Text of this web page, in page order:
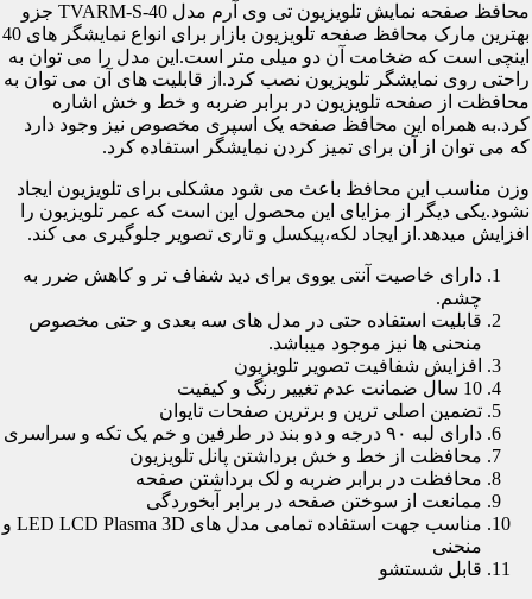
محافظ صفحه نمایش تلویزیون تی وی آرم مدل TVARM-S-40 جزو
بهترین مارک محافظ صفحه تلویزیون بازار برای انواع نمایشگر های 40
اینچی است که ضخامت آن دو میلی متر است.این مدل را می توان به
راحتی روی نمایشگر تلویزیون نصب کرد.از قابلیت های آن می توان به
محافظت از صفحه تلویزیون در برابر ضربه و خط و خش اشاره
کرد.به همراه این محافظ صفحه یک اسپری مخصوص نیز وجود دارد
که می توان از آن برای تمیز کردن نمایشگر استفاده کرد.
وزن مناسب این محافظ باعث می شود مشکلی برای تلویزیون ایجاد
نشود.یکی دیگر از مزایای این محصول این است که عمر تلویزیون را
افزایش میدهد.از ایجاد لکه،پیکسل و تاری تصویر جلوگیری می کند.
دارای خاصیت آنتی یووی برای دید شفاف تر و کاهش ضرر به
چشم.
قابلیت استفاده حتی در مدل های سه بعدی و حتی مخصوص
منحنی ها نیز موجود میباشد.
افزایش شفافیت تصویر تلویزیون
10 سال ضمانت عدم تغییر رنگ و کیفیت
تضمین اصلی ترین و برترین صفحات تایوان
دارای لبه ۹۰ درجه و دو بند در طرفین و خم یک تکه و سراسری
محافظت از خط و خش برداشتن پانل تلویزیون
محافظت در برابر ضربه و لک برداشتن صفحه
ممانعت از سوختن صفحه در برابر آبخوردگی
مناسب جهت استفاده تمامی مدل های LED LCD Plasma 3D و
منحنی
قابل شستشو